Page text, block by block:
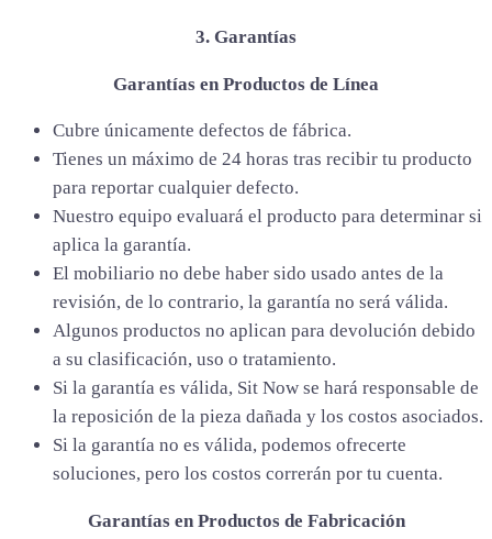
3. Garantías
Garantías en Productos de Línea
Cubre únicamente defectos de fábrica.
Tienes un máximo de 24 horas tras recibir tu producto
para reportar cualquier defecto.
Nuestro equipo evaluará el producto para determinar si
aplica la garantía.
El mobiliario no debe haber sido usado antes de la
revisión, de lo contrario, la garantía no será válida.
Algunos productos no aplican para devolución debido
a su clasificación, uso o tratamiento.
Si la garantía es válida, Sit Now se hará responsable de
la reposición de la pieza dañada y los costos asociados.
Si la garantía no es válida, podemos ofrecerte
soluciones, pero los costos correrán por tu cuenta.
Garantías en Productos de Fabricación